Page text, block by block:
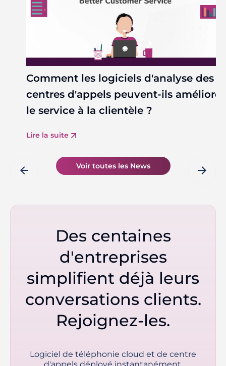
Comment les logiciels d'analyse des
centres d'appels peuvent-ils améliorer
le service à la clientèle ?
Lire la suite
arrow_back Voir toutes les News arrow_forward
Des centaines
d'entreprises
simplifient déjà leurs
conversations clients.
Rejoignez-les.
Logiciel de téléphonie cloud et de centre